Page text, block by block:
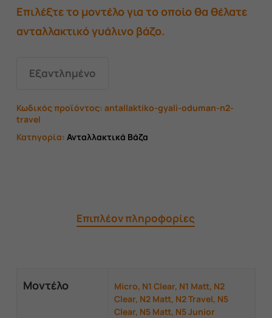
Επιλέξτε το μοντέλο για το οποίο θα θέλατε
ανταλλακτικό γυάλινο βάζο.
Εξαντλημένο
Κωδικός προϊόντος: antallaktiko-gyali-oduman-n2-
travel
Κατηγορία: Ανταλλακτικά Βάζα
Επιπλέον πληροφορίες
Μοντέλο
Micro, N1 Clear, N1 Matt, N2
Clear, N2 Matt, N2 Travel, N5
Clear, N5 Matt, N5 Junior